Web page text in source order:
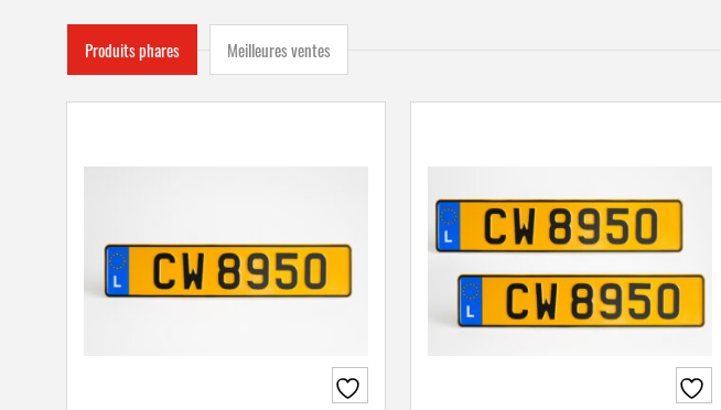
Produits phares Meilleures ventes